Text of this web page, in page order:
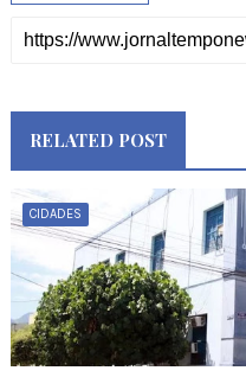
RELATED POST
CIDADES